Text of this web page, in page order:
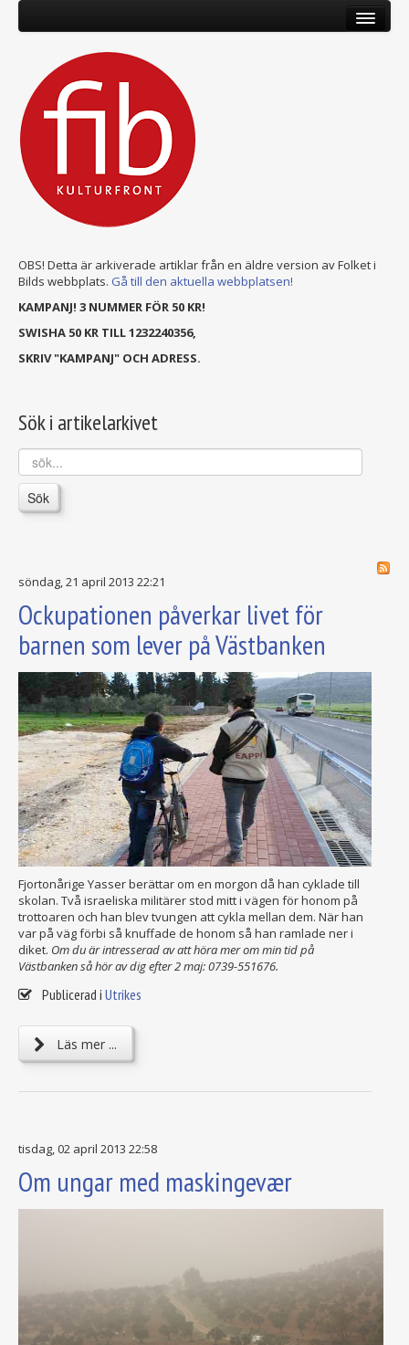
OBS! Detta är arkiverade artiklar från en äldre version av Folket i
Bilds webbplats. Gå till den aktuella webbplatsen!
KAMPANJ! 3 NUMMER FÖR 50 KR!
SWISHA 50 KR TILL 1232240356,
SKRIV "KAMPANJ" OCH ADRESS.
Sök i artikelarkivet
sök...
Sök
söndag, 21 april 2013 22:21
Ockupationen påverkar livet för
barnen som lever på Västbanken
Fjortonårige Yasser berättar om en morgon då han cyklade till
skolan. Två israeliska militärer stod mitt i vägen för honom på
trottoaren och han blev tvungen att cykla mellan dem. När han
var på väg förbi så knuffade de honom så han ramlade ner i
diket. Om du är intresserad av att höra mer om min tid på
Västbanken så hör av dig efter 2 maj: 0739-551676.
Publicerad i Utrikes
Läs mer ...
tisdag, 02 april 2013 22:58
Om ungar med maskingevær